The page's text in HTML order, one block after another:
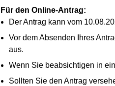
Für den Online-Antrag:
Der Antrag kann vom
Vor dem Absenden Ihres
aus.
Wenn Sie beabsichtigen in
Sollten Sie den Antrag